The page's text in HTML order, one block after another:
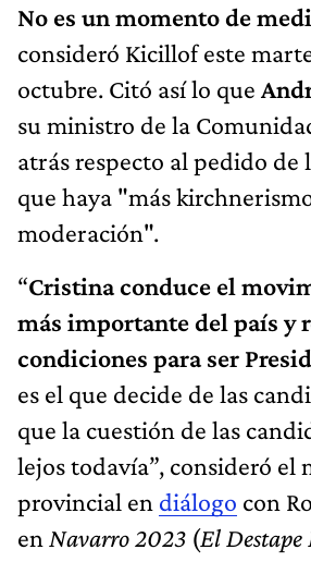
No es un momento de
consideró Kicillof este
octubre. Citó así lo que
su ministro de la
atrás respecto al pedido de
que haya "más
moderación".
“Cristina conduce el
más importante del país y
condiciones para ser
es el que decide de las
que la cuestión de las
lejos todavía”, consideró el
provincial en diálogo con
en Navarro 2023 (El Destape